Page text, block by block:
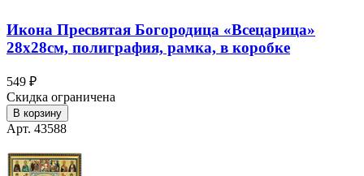
Икона Пресвятая Богородица «Всецарица»
28х28см, полиграфия, рамка, в коробке
549 ₽
Скидка ограничена
В корзину
Арт. 43588